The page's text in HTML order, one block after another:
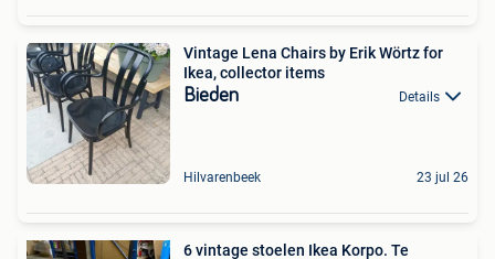
Vintage Lena Chairs by Erik Wörtz for
Ikea, collector items
Bieden Details
Hilvarenbeek 23 jul 26
6 vintage stoelen Ikea Korpo. Te